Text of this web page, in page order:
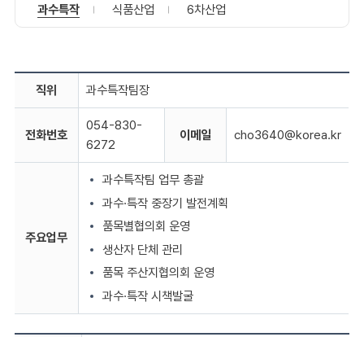
과수특작
식품산업 6차산업
직위 과수특작팀장
전화번호
054-830-
6272
이메일 cho3640@korea.kr
주요업무
과수특작팀 업무 총괄
과수·특작 중장기 발전계획
품목별협의회 운영
생산자 단체 관리
품목 주산지협의회 운영
과수·특작 시책발굴